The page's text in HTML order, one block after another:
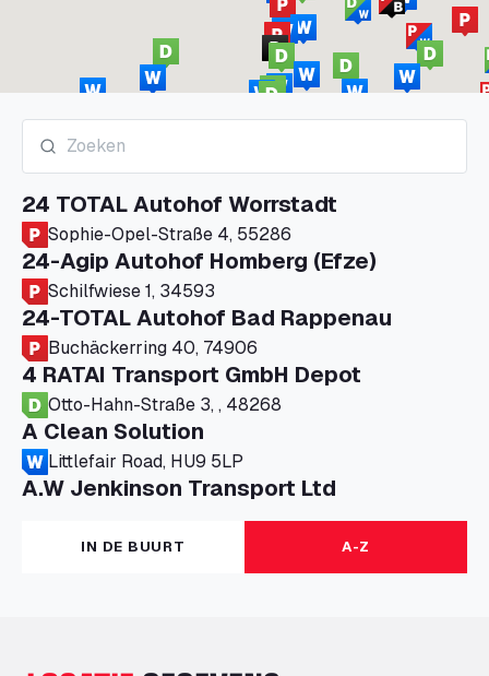
24 TOTAL Autohof Worrstadt
Sophie-Opel-Straße 4, 55286
24-Agip Autohof Homberg (Efze)
Schilfwiese 1, 34593
24-TOTAL Autohof Bad Rappenau
Buchäckerring 40, 74906
4 RATAI Transport GmbH Depot
Otto-Hahn-Straße 3, , 48268
A Clean Solution
Littlefair Road, HU9 5LP
A.W Jenkinson Transport Ltd
Progress House, ME11 5GA
A+G Nettetal - Depot Parking
Am Panneschopp 7, 41334
IN DE BUURT A-Z